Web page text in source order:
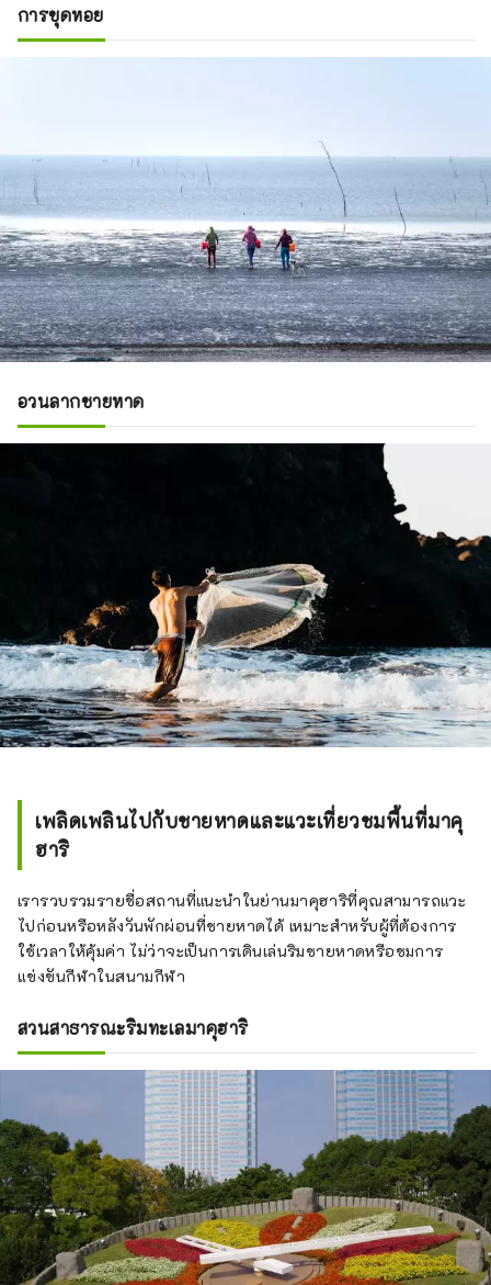
การขุดหอย
อวนลากชายหาด
เพลิดเพลินไปกับชายหาดและแวะเที่ยวชมพื้นที่มาคุ
ฮาริ
เรารวบรวมรายชื่อสถานที่แนะนำในย่านมาคุฮาริที่คุณสามารถแวะ
ไปก่อนหรือหลังวันพักผ่อนที่ชายหาดได้ เหมาะสำหรับผู้ที่ต้องการ
ใช้เวลาให้คุ้มค่า ไม่ว่าจะเป็นการเดินเล่นริมชายหาดหรือชมการ
แข่งขันกีฬาในสนามกีฬา
สวนสาธารณะริมทะเลมาคุฮาริ